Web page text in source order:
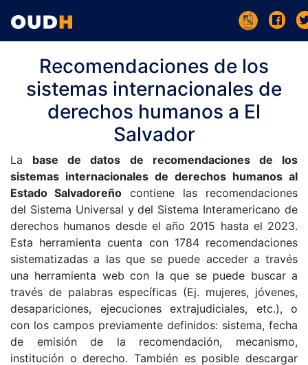
Recomendaciones de los
sistemas internacionales de
derechos humanos a El
Salvador
La base de datos de recomendaciones de los
sistemas internacionales de derechos humanos al
Estado Salvadoreño contiene las recomendaciones
del Sistema Universal y del Sistema Interamericano de
derechos humanos desde el año 2015 hasta el 2023.
Esta herramienta cuenta con 1784 recomendaciones
sistematizadas a las que se puede acceder a través
una herramienta web con la que se puede buscar a
través de palabras específicas (Ej. mujeres, jóvenes,
desapariciones, ejecuciones extrajudiciales, etc.), o
con los campos previamente definidos: sistema, fecha
de emisión de la recomendación, mecanismo,
institución o derecho. También es posible descargar